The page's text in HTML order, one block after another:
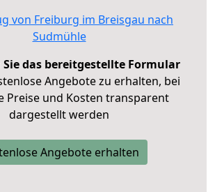
von Freiburg im Breisgau nach
Sudmühle
das bereitgestellte Formular
Angebote zu erhalten, bei
Preise und Kosten transparent
dargestellt werden
Angebote erhalten